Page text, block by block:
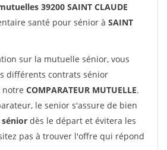
39200 SAINT CLAUDE
santé pour sénior à SAINT
sur la mutuelle sénior, vous
différents contrats sénior
notre COMPARATEUR MUTUELLE.
le senior s'assure de bien
dès le départ et évitera les
pas à trouver l'offre qui répond